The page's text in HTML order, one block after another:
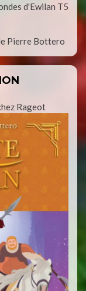
d'Ewilan T5
Pierre Bottero
Rageot